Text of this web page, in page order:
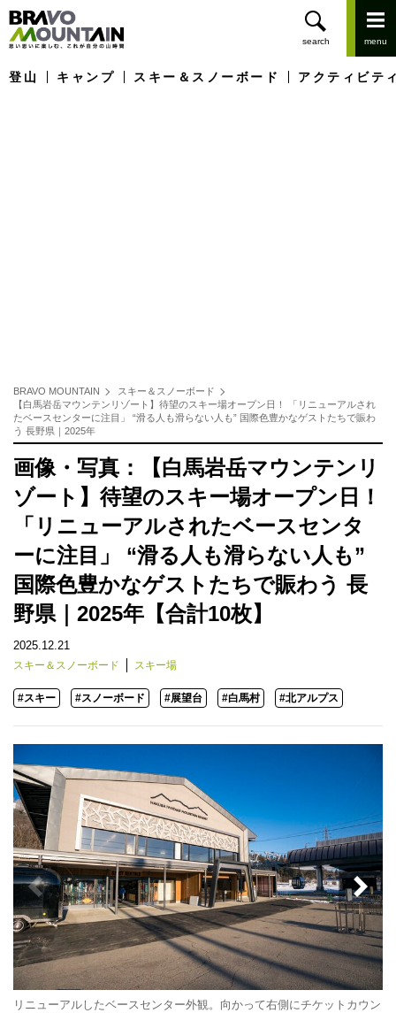
登山 キャンプ スキー＆スノーボード アクティビテ
BRAVO MOUNTAIN
スキー＆スノーボード
【白馬岩岳マウンテンリゾート】待望のスキー場オープン日！ 「リニューアルされ
たベースセンターに注目」 “滑る人も滑らない人も” 国際色豊かなゲストたちで賑わ
う 長野県｜2025年
画像・写真：【白馬岩岳マウンテンリ
ゾート】待望のスキー場オープン日！
「リニューアルされたベースセンタ
ーに注目」 “滑る人も滑らない人も”
国際色豊かなゲストたちで賑わう 長
野県｜2025年【合計10枚】
2025.12.21
スキー＆スノーボード スキー場
#スキー #スノーボード #展望台 #白馬村 #北アルプス
リニューアルしたベースセンター外観。向かって右側にチケットカウン